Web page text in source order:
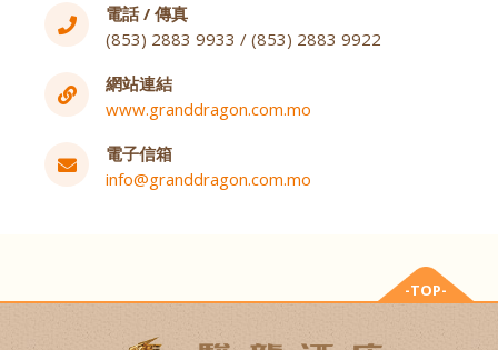
電話 / 傳真
(853) 2883 9933 / (853) 2883 9922
網站連結
www.granddragon.com.mo
電子信箱
info@granddragon.com.mo
-TOP-